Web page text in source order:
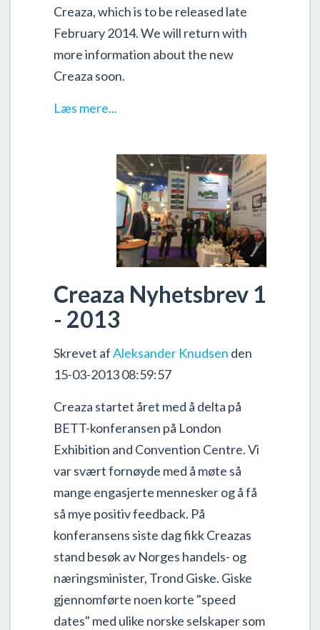
Creaza, which is to be released late
February 2014. We will return with
more information about the new
Creaza soon.
Læs mere...
Creaza Nyhetsbrev 1
- 2013
Skrevet afAleksander Knudsen den
15-03-2013 08:59:57
Creaza startet året med å delta på
BETT-konferansen på London
Exhibition and Convention Centre. Vi
var svært fornøyde med å møte så
mange engasjerte mennesker og å få
så mye positiv feedback. På
konferansens siste dag fikk Creazas
stand besøk av Norges handels- og
næringsminister, Trond Giske. Giske
gjennomførte noen korte "speed
dates" med ulike norske selskaper som